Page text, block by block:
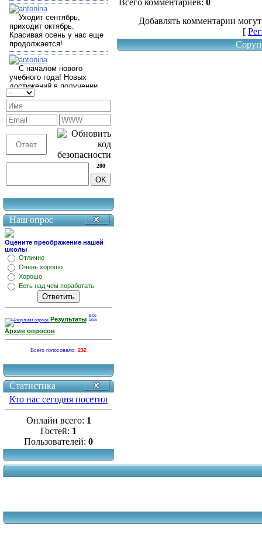
200
Наш опрос
Оцените преображение нашей
школы
Отлично
Очень хорошо
Хорошо
Есть над чем поработать
Результаты
Архив опросов
Всего голосовало: 232
Статистика
Кто нас сегодня посетил
Онлайн всего: 1
Гостей: 1
Пользователей: 0
Всего комментариев: 0
Добавлять комментарии
[